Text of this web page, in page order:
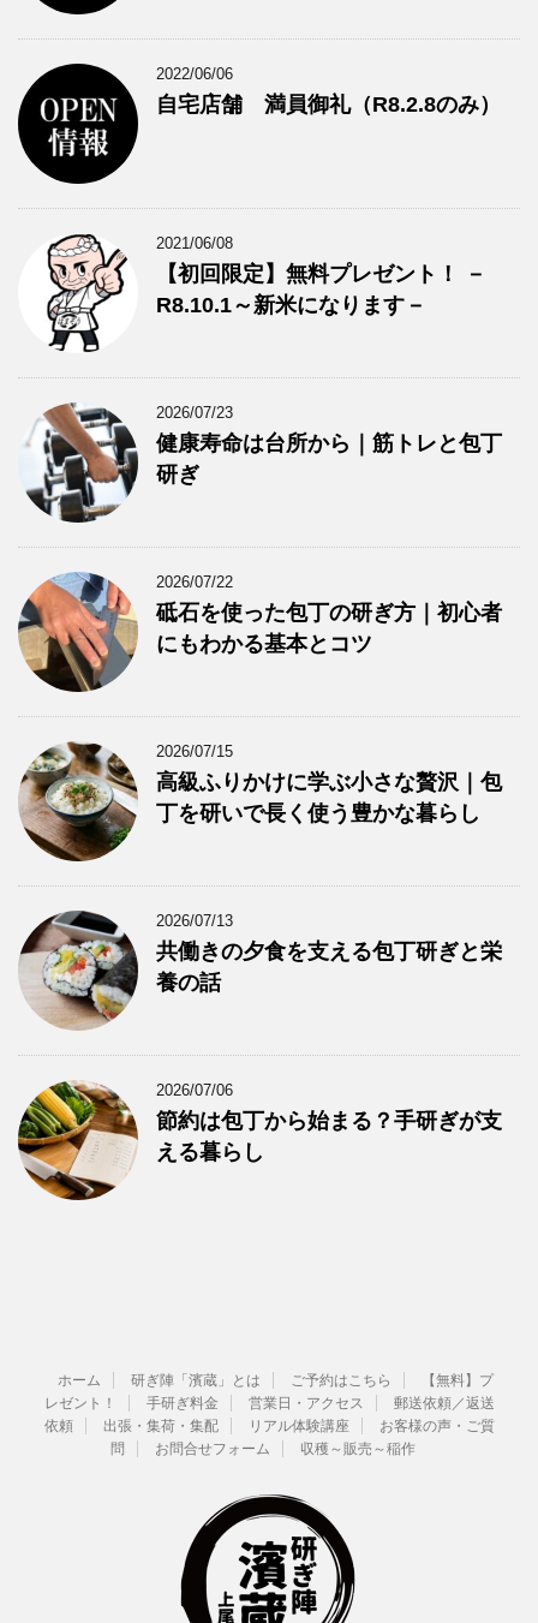
2022/06/06
自宅店舗 満員御礼（R8.2.8のみ）
2021/06/08
【初回限定】無料プレゼント！ －
R8.10.1～新米になります－
2026/07/23
健康寿命は台所から｜筋トレと包丁
研ぎ
2026/07/22
砥石を使った包丁の研ぎ方｜初心者
にもわかる基本とコツ
2026/07/15
高級ふりかけに学ぶ小さな贅沢｜包
丁を研いで長く使う豊かな暮らし
2026/07/13
共働きの夕食を支える包丁研ぎと栄
養の話
2026/07/06
節約は包丁から始まる？手研ぎが支
える暮らし
ホーム 研ぎ陣「濱蔵」とは ご予約はこちら
【無料】プ
レゼント！
手研ぎ料金 営業日・アクセス
郵送依頼／返送
依頼
出張・集荷・集配 リアル体験講座
お客様の声・ご質
問
お問合せフォーム 収穫～販売～稲作